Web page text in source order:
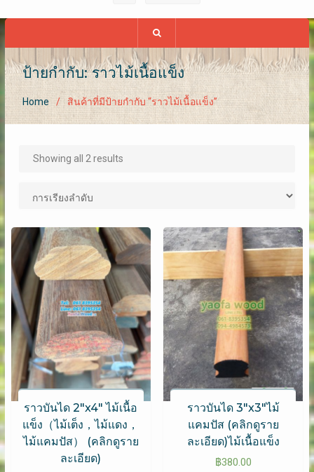
ป้ายกำกับ: ราวไม้เนื้อแข็ง
Home สินค้าที่มีป้ายกำกับ “ราวไม้เนื้อแข็ง”
Showing all 2 results
ราวบันได 2″x4″ ไม้เนื้อ
แข็ง（ไม้เต็ง，ไม้แดง，
ไม้แคมปัส） (คลิกดูราย
ละเอียด)
ราวบันได 3″x3″ไม้
แคมปัส (คลิกดูราย
ละเอียด)ไม้เนื้อแข็ง
฿380.00